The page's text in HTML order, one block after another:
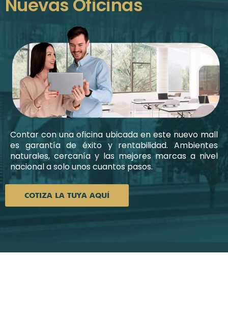
Nuevas Oficinas
Contar con una oficina ubicada en este nuevo mall
es garantía de éxito y rentabilidad. Ambientes
naturales, cercanía y las mejores marcas a nivel
nacional a solo unos cuantos pasos.
COTIZA LA TUYA AQUÍ